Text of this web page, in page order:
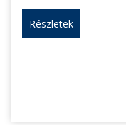
Részletek